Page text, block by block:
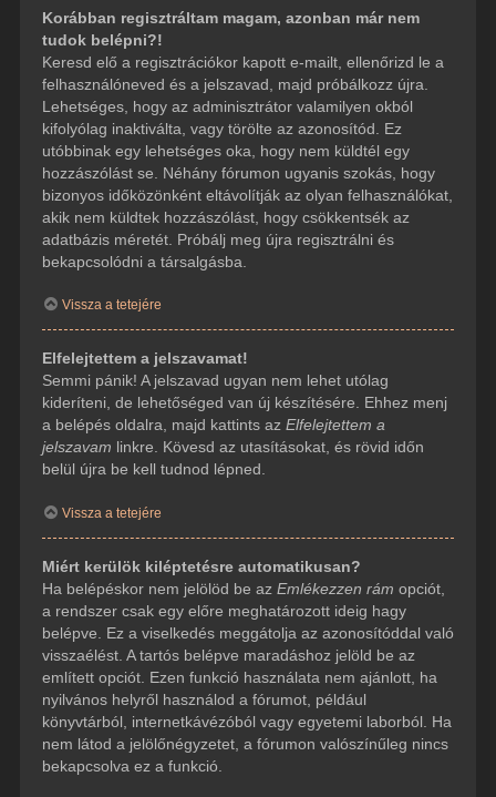
Korábban regisztráltam magam, azonban már nem
tudok belépni?!
Keresd elő a regisztrációkor kapott e-mailt, ellenőrizd le a
felhasználóneved és a jelszavad, majd próbálkozz újra.
Lehetséges, hogy az adminisztrátor valamilyen okból
kifolyólag inaktiválta, vagy törölte az azonosítód. Ez
utóbbinak egy lehetséges oka, hogy nem küldtél egy
hozzászólást se. Néhány fórumon ugyanis szokás, hogy
bizonyos időközönként eltávolítják az olyan felhasználókat,
akik nem küldtek hozzászólást, hogy csökkentsék az
adatbázis méretét. Próbálj meg újra regisztrálni és
bekapcsolódni a társalgásba.
Vissza a tetejére
Elfelejtettem a jelszavamat!
Semmi pánik! A jelszavad ugyan nem lehet utólag
kideríteni, de lehetőséged van új készítésére. Ehhez menj
a belépés oldalra, majd kattints az Elfelejtettem a
jelszavam linkre. Kövesd az utasításokat, és rövid időn
belül újra be kell tudnod lépned.
Vissza a tetejére
Miért kerülök kiléptetésre automatikusan?
Ha belépéskor nem jelölöd be az Emlékezzen rám opciót,
a rendszer csak egy előre meghatározott ideig hagy
belépve. Ez a viselkedés meggátolja az azonosítóddal való
visszaélést. A tartós belépve maradáshoz jelöld be az
említett opciót. Ezen funkció használata nem ajánlott, ha
nyilvános helyről használod a fórumot, például
könyvtárból, internetkávézóból vagy egyetemi laborból. Ha
nem látod a jelölőnégyzetet, a fórumon valószínűleg nincs
bekapcsolva ez a funkció.